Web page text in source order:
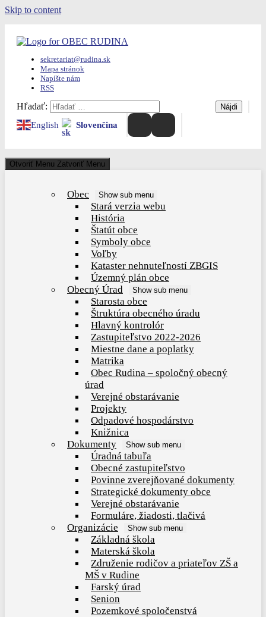
Skip to content
sekretariat@rudina.sk
Mapa stránok
Napíšte nám
RSS
Hľadať:
English Slovenčina
Otvoriť Menu Zatvoriť Menu
Obec Show sub menu
Stará verzia webu
História
Štatút obce
Symboly obce
Voľby
Kataster nehnuteľností ZBGIS
Územný plán obce
Obecný Úrad
Show sub menu
Starosta obce
Štruktúra obecného úradu
Hlavný kontrolór
Zastupiteľstvo 2022-2026
Miestne dane a poplatky
Matrika
Obec Rudina – spoločný obecný
úrad
Verejné obstarávanie
Projekty
Odpadové hospodárstvo
Knižnica
Dokumenty
Show sub menu
Úradná tabuľa
Obecné zastupiteľstvo
Povinne zverejňované dokumenty
Strategické dokumenty obce
Verejné obstarávanie
Formuláre, žiadosti, tlačivá
Organizácie
Show sub menu
Základná škola
Materská škola
Združenie rodičov a priateľov ZŠ a
MŠ v Rudine
Farský úrad
Senion
Pozemkové spoločenstvá